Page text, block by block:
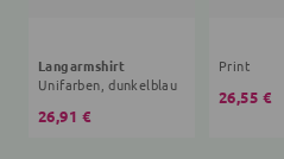
Langarmshirt
Unifarben, dunkelblau
26,91 €
Print
26,55 €